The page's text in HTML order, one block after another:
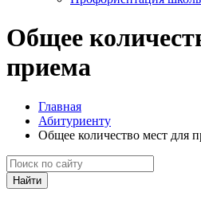
Общее
приема
Главная
Абитуриенту
Общее количество мест для
Найти